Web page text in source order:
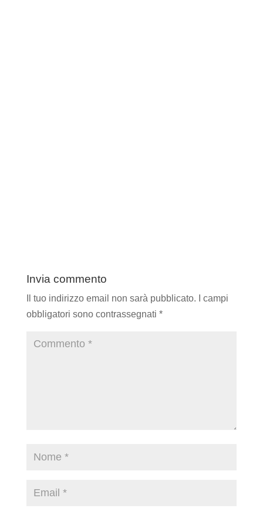
Invia commento
Il tuo indirizzo email non sarà pubblicato.
I campi
obbligatori sono contrassegnati *